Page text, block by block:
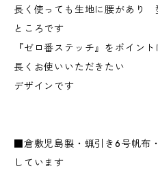
長く使っても生地に腰があり
ところです
『ゼロ番ステッチ』をポイン
長くお使いいただきたい
デザインです
■倉敷児島製・蝋引き6号帆布
しています